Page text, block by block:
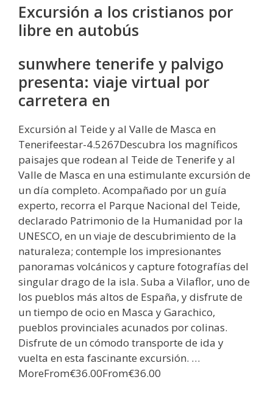
Excursión a los cristianos por
libre en autobús
sunwhere tenerife y palvigo
presenta: viaje virtual por
carretera en
Excursión al Teide y al Valle de Masca en
Tenerifeestar-4.5267Descubra los magníficos
paisajes que rodean al Teide de Tenerife y al
Valle de Masca en una estimulante excursión de
un día completo. Acompañado por un guía
experto, recorra el Parque Nacional del Teide,
declarado Patrimonio de la Humanidad por la
UNESCO, en un viaje de descubrimiento de la
naturaleza; contemple los impresionantes
panoramas volcánicos y capture fotografías del
singular drago de la isla. Suba a Vilaflor, uno de
los pueblos más altos de España, y disfrute de
un tiempo de ocio en Masca y Garachico,
pueblos provinciales acunados por colinas.
Disfrute de un cómodo transporte de ida y
vuelta en esta fascinante excursión. …
MoreFrom€36.00From€36.00